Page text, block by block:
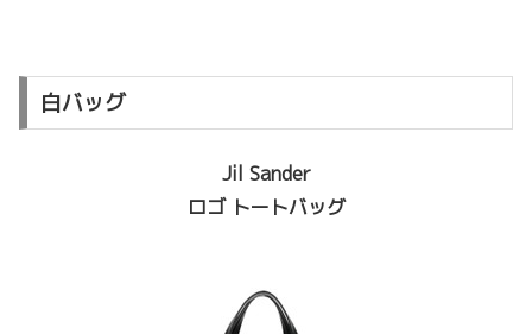
白バッグ
Jil Sander
ロゴ トートバッグ